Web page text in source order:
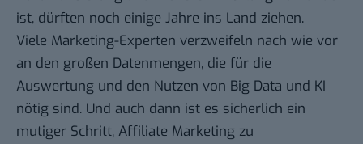
ist, dürften noch einige Jahre ins Land ziehen.
Viele Marketing-Experten verzweifeln nach wie vor
an den großen Datenmengen, die für die
Auswertung und den Nutzen von Big Data und KI
nötig sind. Und auch dann ist es sicherlich ein
mutiger Schritt, Affiliate Marketing zu